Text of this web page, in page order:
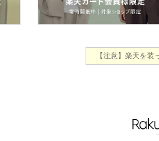
【注意】楽天を